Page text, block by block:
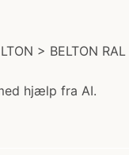
> BELTON
hjælp fra AI.